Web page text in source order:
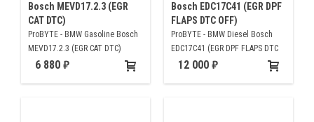
Bosch MEVD17.2.3 (EGR
CAT DTC)
ProBYTE - BMW Gasoline Bosch
MEVD17.2.3 (EGR CAT DTC)
6 880
Bosch EDC17C41 (EGR DPF
FLAPS DTC OFF)
ProBYTE - BMW Diesel Bosch
EDC17C41 (EGR DPF FLAPS DTC
OFF)
12 000